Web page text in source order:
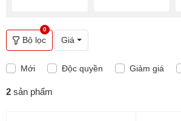
Bộ lọc
0
Giá
Mới Độc quyền Giảm giá
2 sản phẩm